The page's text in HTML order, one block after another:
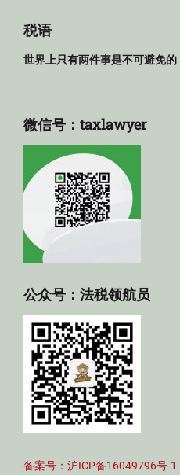
库
税语
世界上只有两件事是不可避免的
微信号：taxlawyer
公众号：法税领航员
备案号：沪ICP备16049796号-1